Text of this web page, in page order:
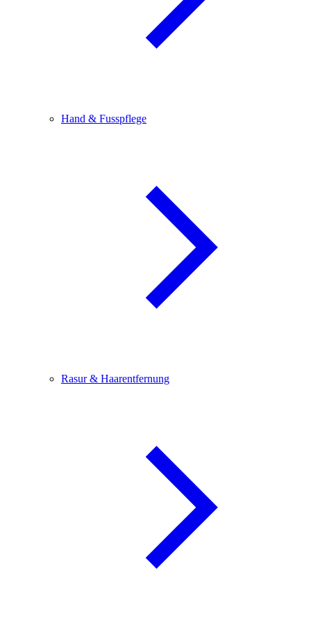
Hand & Fusspflege
Rasur & Haarentfernung